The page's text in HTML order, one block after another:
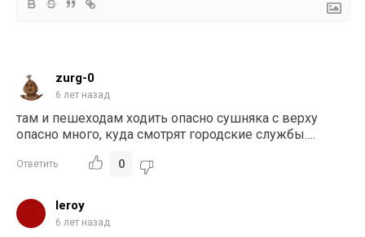
zurg-0
6 лет назад
там и пешеходам ходить опасно сушняка с верху
опасно много, куда смотрят городские службы….
Ответить 0
leroy
6 лет назад